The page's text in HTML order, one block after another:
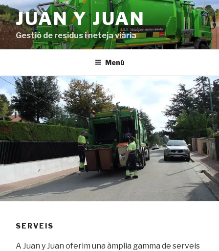
Vés
al
contingut
JUAN Y JUAN
Gestió de residus i neteja viària
Menú
SERVEIS
A Juan y Juan oferim una àmplia gamma de serveis